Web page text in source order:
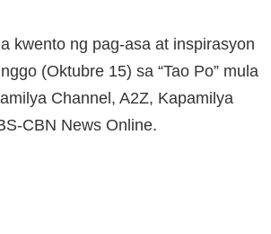
kwento ng pag-asa at inspirasyon
(Oktubre 15) sa “Tao Po” mula
Channel, A2Z, Kapamilya
CBN News Online.